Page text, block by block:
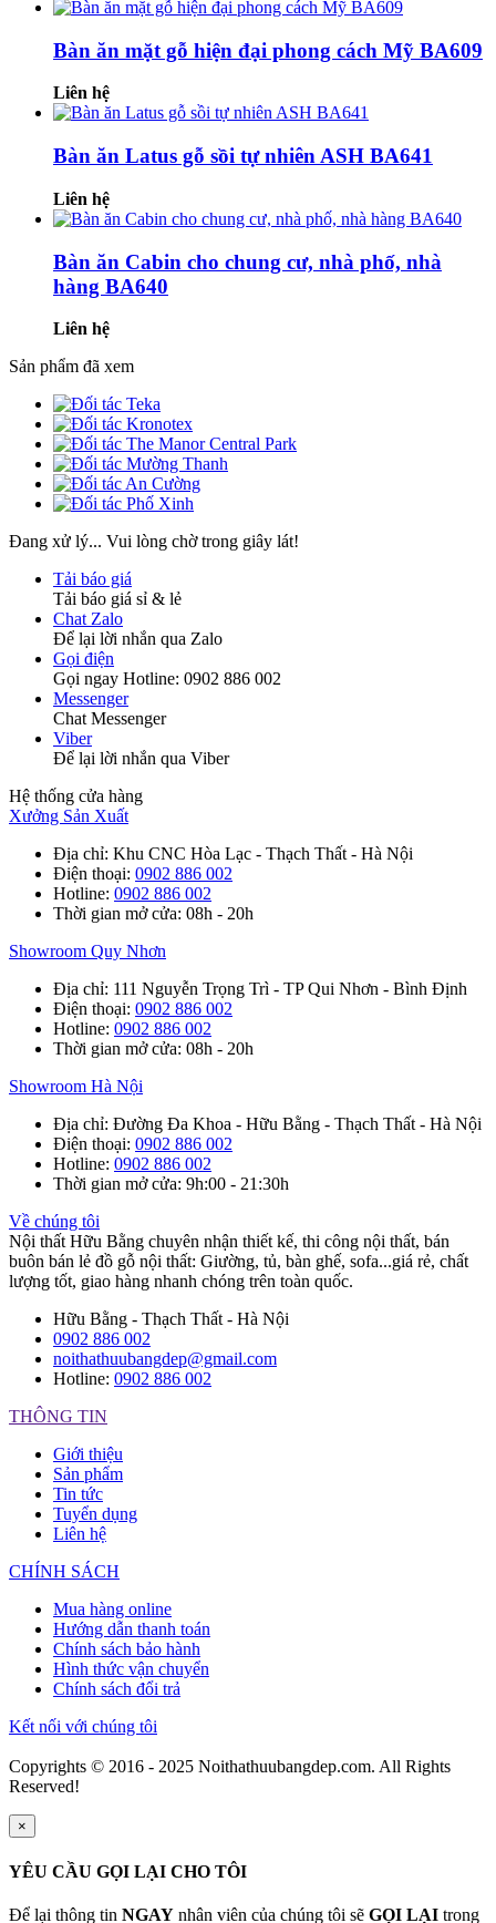
Bàn ăn mặt gỗ hiện đại phong cách Mỹ BA609
Liên hệ
Bàn ăn Latus gỗ sồi tự nhiên ASH BA641
Liên hệ
Bàn ăn Cabin cho chung cư, nhà phố, nhà
hàng BA640
Liên hệ
Sản phẩm đã xem
Đang xử lý... Vui lòng chờ trong giây lát!
Tải báo giá
Tải báo giá sỉ & lẻ
Chat Zalo
Để lại lời nhắn qua Zalo
Gọi điện
Gọi ngay Hotline: 0902 886 002
Messenger
Chat Messenger
Viber
Để lại lời nhắn qua Viber
Hệ thống cửa hàng
Xưởng Sản Xuất
Địa chỉ: Khu CNC Hòa Lạc - Thạch Thất - Hà Nội
Điện thoại: 0902 886 002
Hotline: 0902 886 002
Thời gian mở cửa: 08h - 20h
Showroom Quy Nhơn
Địa chỉ: 111 Nguyễn Trọng Trì - TP Qui Nhơn - Bình Định
Điện thoại: 0902 886 002
Hotline: 0902 886 002
Thời gian mở cửa: 08h - 20h
Showroom Hà Nội
Địa chỉ: Đường Đa Khoa - Hữu Bằng - Thạch Thất - Hà Nội
Điện thoại: 0902 886 002
Hotline: 0902 886 002
Thời gian mở cửa: 9h:00 - 21:30h
Về chúng tôi
Nội thất Hữu Bằng chuyên nhận thiết kế, thi công nội thất, bán
buôn bán lẻ đồ gỗ nội thất: Giường, tủ, bàn ghế, sofa...giá rẻ, chất
lượng tốt, giao hàng nhanh chóng trên toàn quốc.
Hữu Bằng - Thạch Thất - Hà Nội
0902 886 002
noithathuubangdep@gmail.com
Hotline: 0902 886 002
THÔNG TIN
Giới thiệu
Sản phẩm
Tin tức
Tuyển dụng
Liên hệ
CHÍNH SÁCH
Mua hàng online
Hướng dẫn thanh toán
Chính sách bảo hành
Hình thức vận chuyển
Chính sách đổi trả
Kết nối với chúng tôi
Copyrights © 2016 - 2025 Noithathuubangdep.com. All Rights
Reserved!
×
YÊU CẦU GỌI LẠI CHO TÔI
Để lại thông tin NGAY nhân viên của chúng tôi sẽ GỌI LẠI trong